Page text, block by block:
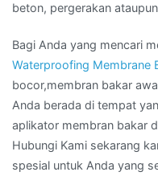
beton, pergerakan
Bagi Anda yang mencari
Waterproofing Membrane
bocor,membran bakar
Anda berada di tempat
aplikator membran bakar
Hubungi Kami sekarang
spesial untuk Anda yang